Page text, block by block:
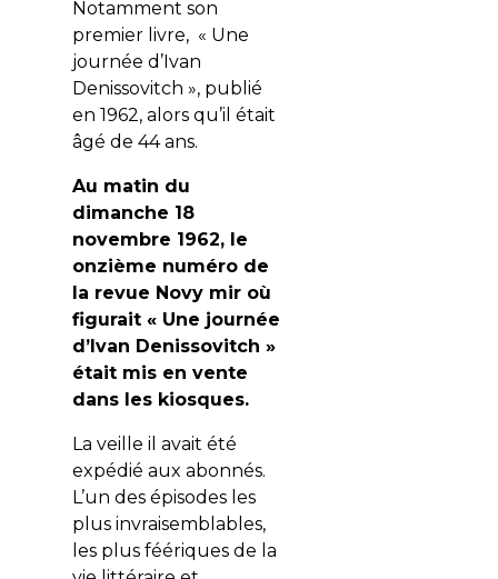
Notamment son
premier livre, « Une
journée d’Ivan
Denissovitch », publié
en 1962, alors qu’il était
âgé de 44 ans.
Au matin du
dimanche 18
novembre 1962, le
onzième numéro de
la revue Novy mir où
figurait « Une journée
d’Ivan Denissovitch »
était mis en vente
dans les kiosques.
La veille il avait été
expédié aux abonnés.
L’un des épisodes les
plus invraisemblables,
les plus féériques de la